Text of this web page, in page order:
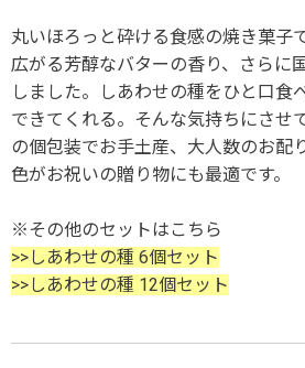
丸いほろっと砕ける食感の焼き菓子
広がる芳醇なバターの香り、さらに
しました。しあわせの種をひと口食
できてくれる。そんな気持ちにさせ
の個包装でお手土産、大人数のお配
色がお祝いの贈り物にも最適です。
※その他のセットはこちら
>>しあわせの種 6個セット
>>しあわせの種 12個セット